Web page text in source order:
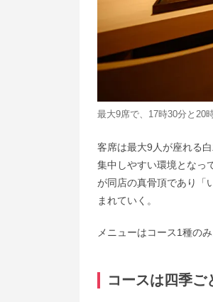
最大9席で、17時30分と20
客席は最大9人が座れる
集中しやすい環境となっ
が同店の真骨頂であり「
まれていく。
メニューはコース1種の
コースは四季ご